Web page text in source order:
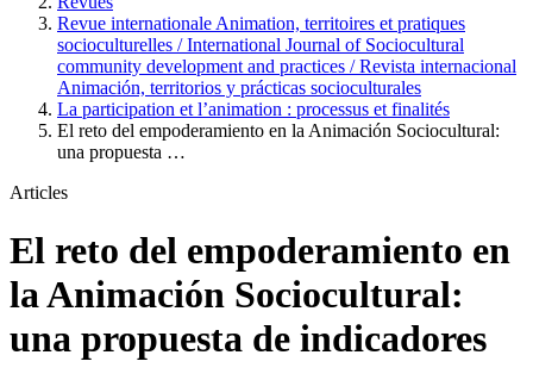
Revue internationale Animation, territoires et pratiques
socioculturelles / International Journal of Sociocultural
community development and practices / Revista internacional
Animación, territorios y prácticas socioculturales
La participation et l’animation : processus et finalités
El reto del empoderamiento en la Animación Sociocultural:
una propuesta …
Articles
El reto del empoderamiento en
la Animación Sociocultural:
una propuesta de indicadores